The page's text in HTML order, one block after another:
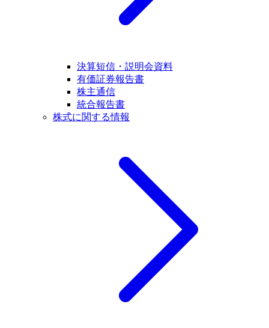
決算短信・説明会資料
有価証券報告書
株主通信
統合報告書
株式に関する情報